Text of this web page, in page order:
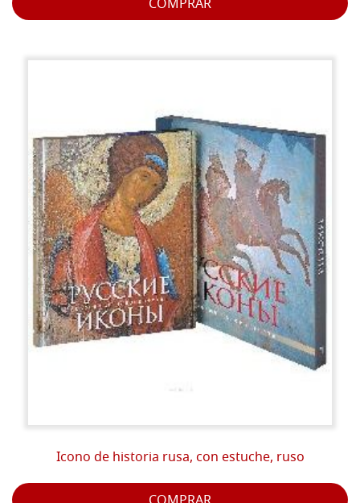
COMPRAR
Icono de historia rusa, con estuche, ruso